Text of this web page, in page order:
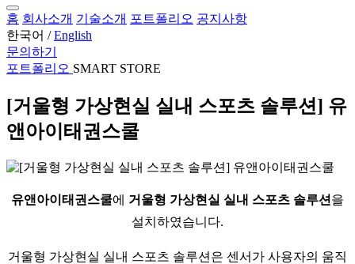
홈 회사소개 기술소개 포트폴리오 공지사항
한국어 / English
문의하기
포트폴리오 SMART STORE
[거울형 가상현실 실내 스포츠 솔루션] 유
앤아이태권스쿨
유앤아이태권스쿨에 거울형 가상현실 실내 스포츠 솔루션 을
설치하였습니다.
거울형 가상현실 실내 스포츠 솔루션은 센서가 사용자의 움직